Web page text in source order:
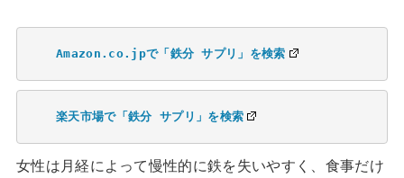
Amazon.co.jpで「鉄分 サプリ」を検索
楽天市場で「鉄分 サプリ」を検索
女性は月経によって慢性的に鉄を失いやすく、食事だけ